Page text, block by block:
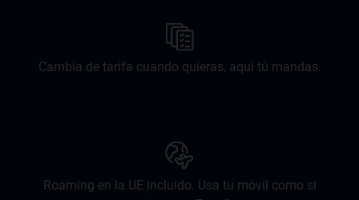
Cambia de tarifa cuando quieras, aquí tú mandas.
Roaming en la UE incluido. Usa tu móvil como si